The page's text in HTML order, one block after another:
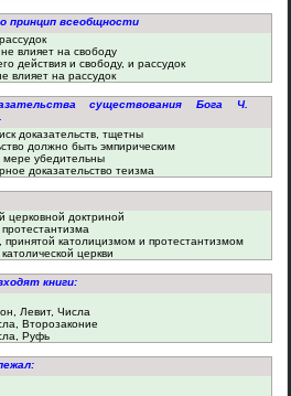
принцип всеобщности
влияет на свободу
действия и свободу, и рассудок
влияет на рассудок
существования Бога Ч.
доказательств, тщетны
должно быть эмпирическим
мере убедительны
доказательство теизма
церковной доктриной
католицизмом и протестантизмом
церкви
книги:
Левит, Числа
Второзаконие
Руфь